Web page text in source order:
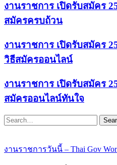
งานราชการ เปิดรับสมัคร
สมัครครบถ้วน
งานราชการ เปิดรับสมัคร
วิธีสมัครออนไลน์
งานราชการ เปิดรับสมัคร
สมัครออนไลน์ทันใจ
Search
งานราชการวันนี้ – Thai Gov